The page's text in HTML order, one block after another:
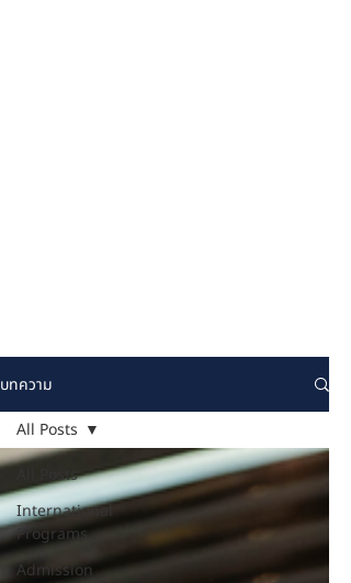
บทความ
All Posts
International
Programs
Admission
All Posts